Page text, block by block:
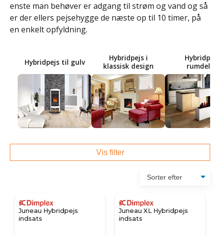
enste man behøver er adgang til strøm og vand og så
er der ellers pejsehygge de næste op til 10 timer, på
en enkelt opfyldning.
Hybridpejs til gulv
Hybridpejs i
klassisk design
Hybridpejs
rumdeler
Vis filter
Juneau Hybridpejs
indsats
Juneau XL Hybridpejs
indsats